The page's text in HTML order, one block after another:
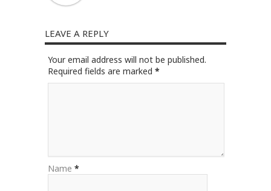
LEAVE A REPLY
Your email address will not be published.
Required fields are marked *
Name *